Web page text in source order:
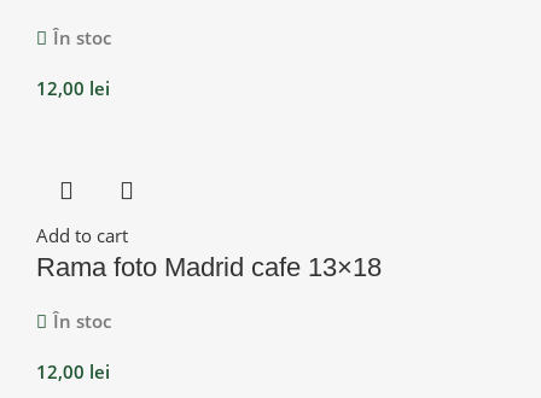
În stoc
12,00 lei
Add to cart
Rama foto Madrid cafe 13×18
În stoc
12,00 lei